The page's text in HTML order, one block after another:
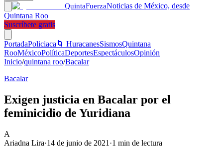
QuintaFuerzaNoticias de México, desde
Quintana Roo
Suscríbete gratis
PortadaPoliciaca 🌀 HuracanesSismosQuintana
RooMéxicoPolíticaDeportesEspectáculosOpinión
Inicio/quintana roo/Bacalar
Bacalar
Exigen justicia en Bacalar por el
feminicidio de Yuridiana
A
Ariadna Lira·14 de junio de 2021 ·1 min de lectura